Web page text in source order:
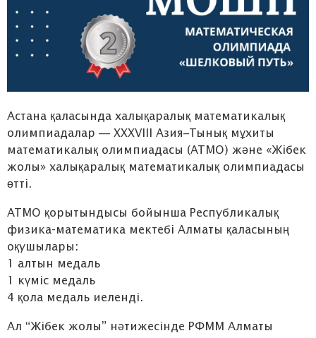
Астана қаласында халықаралық математикалық
олимпиадалар — XXXVIII Азия–Тынық мұхиты
математикалық олимпиадасы (АТМО) және «Жібек
жолы» халықаралық математикалық олимпиадасы
өтті.
АТМО қорытындысы бойынша Республикалық
физика-математика мектебі Алматы қаласының
оқушылары:
1 алтын медаль
1 күміс медаль
4 қола медаль иеленді.
Ал “Жібек жолы” нәтижесінде РФММ Алматы